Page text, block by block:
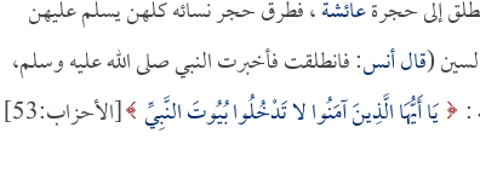
إلى حجرةعائشة، فطرق حجر نسائه كلهن يسلم عليهن
(قالأنس: فانطلقت فأخبرت النبي صلى الله عليه وسلم،
: يَا أَيُّهَا الَّذِينَ آمَنُوا لا تَدْخُلُوا بُيُوتَ النَّبِيِّ
[الأحزاب:53]